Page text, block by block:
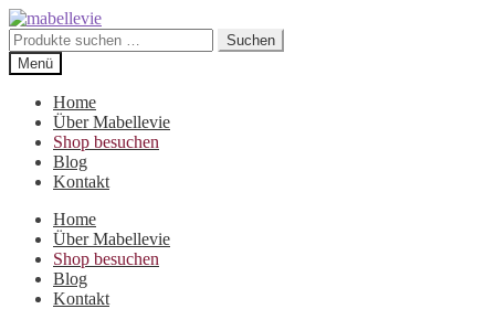
Zur
Navigation
springen
Zum
Inhalt
springen
Suchen
nach:
Suchen
Menü
Home
Über Mabellevie
Shop besuchen
Blog
Kontakt
Home
Über Mabellevie
Shop besuchen
Blog
Kontakt